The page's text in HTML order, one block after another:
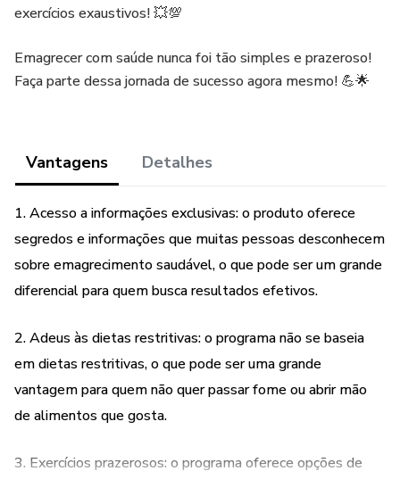
exercícios exaustivos! 💥💯
Emagrecer com saúde nunca foi tão simples e prazeroso!
Faça parte dessa jornada de sucesso agora mesmo! 💪🌟
Vantagens Detalhes
1. Acesso a informações exclusivas: o produto oferece
segredos e informações que muitas pessoas desconhecem
sobre emagrecimento saudável, o que pode ser um grande
diferencial para quem busca resultados efetivos.
2. Adeus às dietas restritivas: o programa não se baseia
em dietas restritivas, o que pode ser uma grande
vantagem para quem não quer passar fome ou abrir mão
de alimentos que gosta.
3. Exercícios prazerosos: o programa oferece opções de